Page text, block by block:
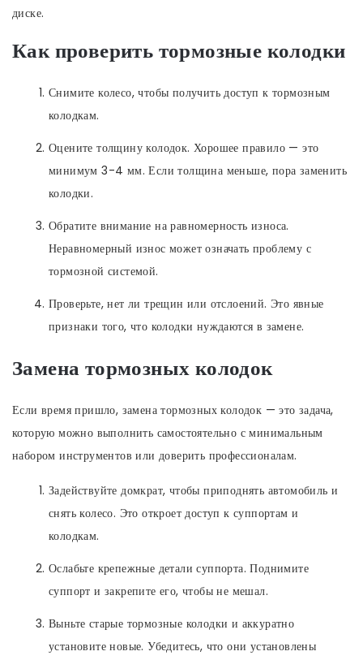
диске.
Как проверить тормозные колодки
Снимите колесо, чтобы получить доступ к тормозным
колодкам.
Оцените толщину колодок. Хорошее правило — это
минимум 3-4 мм. Если толщина меньше, пора заменить
колодки.
Обратите внимание на равномерность износа.
Неравномерный износ может означать проблему с
тормозной системой.
Проверьте, нет ли трещин или отслоений. Это явные
признаки того, что колодки нуждаются в замене.
Замена тормозных колодок
Если время пришло, замена тормозных колодок — это задача,
которую можно выполнить самостоятельно с минимальным
набором инструментов или доверить профессионалам.
Задействуйте домкрат, чтобы приподнять автомобиль и
снять колесо. Это откроет доступ к суппортам и
колодкам.
Ослабьте крепежные детали суппорта. Поднимите
суппорт и закрепите его, чтобы не мешал.
Выньте старые тормозные колодки и аккуратно
установите новые. Убедитесь, что они установлены